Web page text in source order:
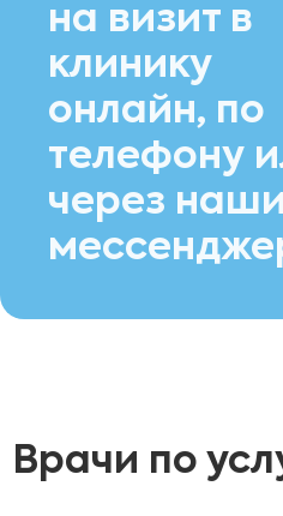
на визит в
клинику
онлайн, по
телефону
через наши
Врачи по